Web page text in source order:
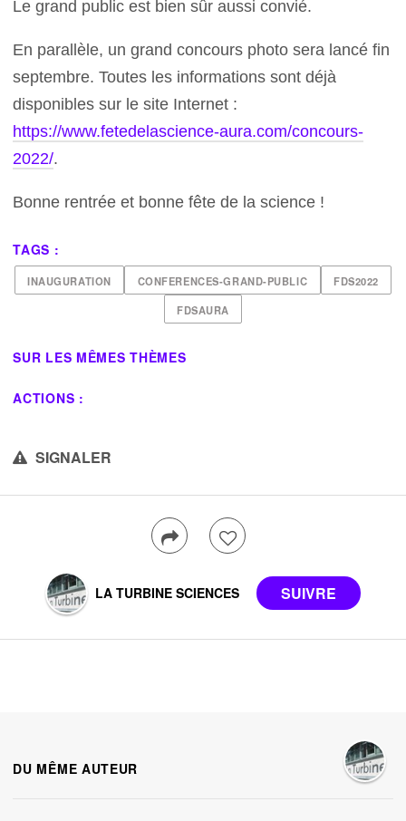
Le grand public est bien sûr aussi convié.
En parallèle, un grand concours photo sera lancé fin
septembre. Toutes les informations sont déjà
disponibles sur le site Internet :
https://www.fetedelascience-aura.com/concours-
2022/.
Bonne rentrée et bonne fête de la science !
TAGS :
INAUGURATION CONFERENCES-GRAND-PUBLIC FDS2022
FDSAURA
SUR LES MÊMES THÈMES
ACTIONS :
SIGNALER
LA TURBINE SCIENCES
DU MÊME AUTEUR